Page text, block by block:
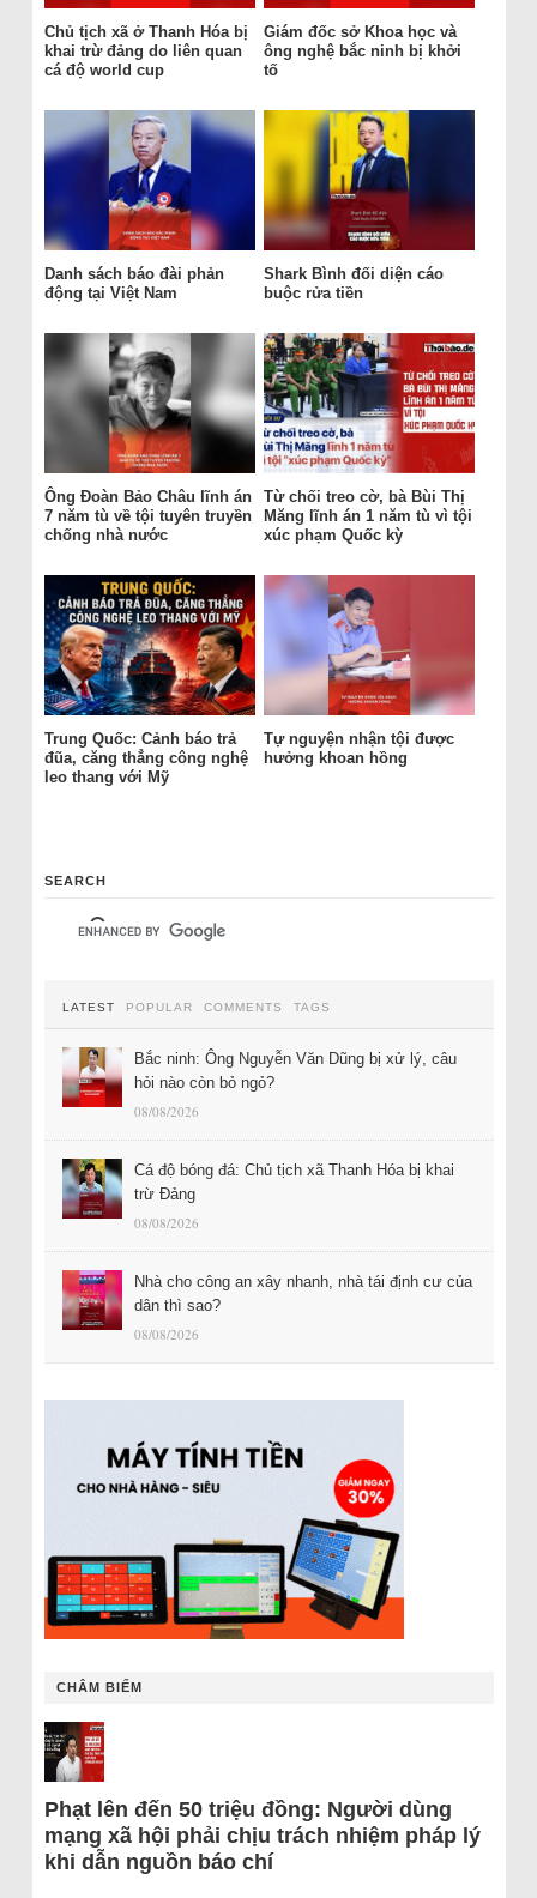
Chủ tịch xã ở Thanh Hóa bị
khai trừ đảng do liên quan
cá độ world cup
Giám đốc sở Khoa học và
ông nghệ bắc ninh bị khởi
tố
Danh sách báo đài phản
động tại Việt Nam
Shark Bình đối diện cáo
buộc rửa tiền
Ông Đoàn Bảo Châu lĩnh án
7 năm tù về tội tuyên truyền
chống nhà nước
Từ chối treo cờ, bà Bùi Thị
Măng lĩnh án 1 năm tù vì tội
xúc phạm Quốc kỳ
Trung Quốc: Cảnh báo trả
đũa, căng thẳng công nghệ
leo thang với Mỹ
Tự nguyện nhận tội được
hưởng khoan hồng
SEARCH
LATEST POPULAR COMMENTS TAGS
Bắc ninh: Ông Nguyễn Văn Dũng bị xử lý, câu
hỏi nào còn bỏ ngỏ?
08/08/2026
Cá độ bóng đá: Chủ tịch xã Thanh Hóa bị khai
trừ Đảng
08/08/2026
Nhà cho công an xây nhanh, nhà tái định cư của
dân thì sao?
08/08/2026
CHÂM BIẾM
Phạt lên đến 50 triệu đồng: Người dùng
mạng xã hội phải chịu trách nhiệm pháp lý
khi dẫn nguồn báo chí